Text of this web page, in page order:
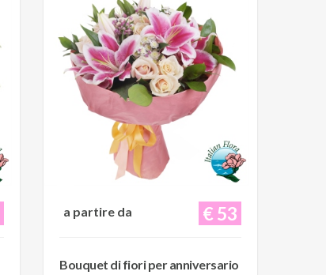
€ 53
a partire da
Bouquet di fiori per anniversario